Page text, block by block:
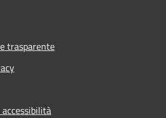
trasparente